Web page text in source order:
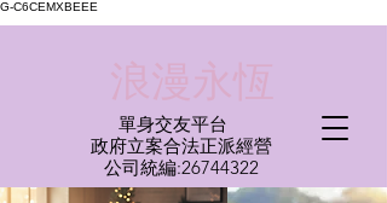
G-C6CEMXBEEE
單身交友平台
​政府立案合法正派經營​
​公司統編:26744322
​浪漫永恆